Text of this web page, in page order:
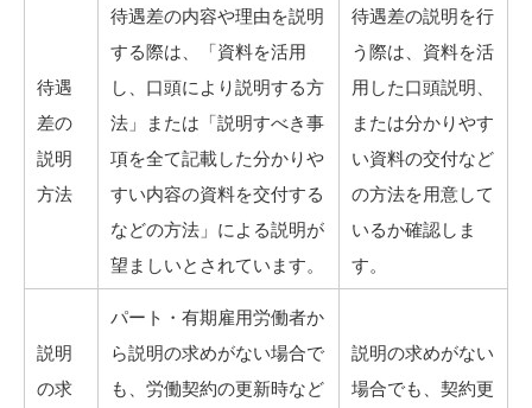
待遇
差の
説明
方法
待遇差の内容や理由を説明
する際は、「資料を活用
し、口頭により説明する方
法」または「説明すべき事
項を全て記載した分かりや
すい内容の資料を交付する
などの方法」による説明が
望ましいとされています。
待遇差の説明を行
う際は、資料を活
用した口頭説明、
または分かりやす
い資料の交付など
の方法を用意して
いるか確認しま
す。
説明
の求
パート・有期雇用労働者か
ら説明の求めがない場合で
も、労働契約の更新時など
説明の求めがない
場合でも、契約更